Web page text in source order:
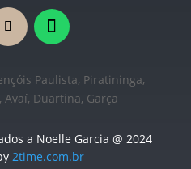
Paulista, Piratininga,
Avaí, Duartina, Garça
a Noelle Garcia @ 2024
2time.com.br